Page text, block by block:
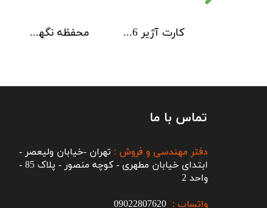
محفظه نگهداری کارت های ماژول Kentec کارت آژیر 6 کاناله Kentec
تماس با ما
واتساپ :
دفتر مهندسی و فروش : تهران -خیابان ولیعصر -
ابتدای خیابان مطهری - کوچه منصور - پلاک 85 -
واحد 2